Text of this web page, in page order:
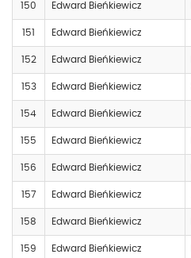
150 Edward Bieńkiewicz
151 Edward Bieńkiewicz
152 Edward Bieńkiewicz
153 Edward Bieńkiewicz
154 Edward Bieńkiewicz
155 Edward Bieńkiewicz
156 Edward Bieńkiewicz
157 Edward Bieńkiewicz
158 Edward Bieńkiewicz
159 Edward Bieńkiewicz